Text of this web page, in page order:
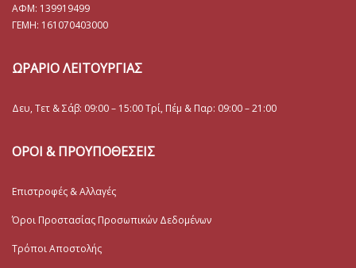
ΑΦΜ: 139919499
ΓΕΜΗ: 161070403000
ΩΡΑΡΙΟ ΛΕΙΤΟΥΡΓΙΑΣ
Δευ, Τετ & Σάβ: 09:00 – 15:00 Τρί, Πέμ & Παρ: 09:00 – 21:00
ΟΡΟΙ & ΠΡΟΥΠΟΘΕΣΕΙΣ
Επιστροφές & Αλλαγές
Όροι Προστασίας Προσωπικών Δεδομένων
Τρόποι Αποστολής